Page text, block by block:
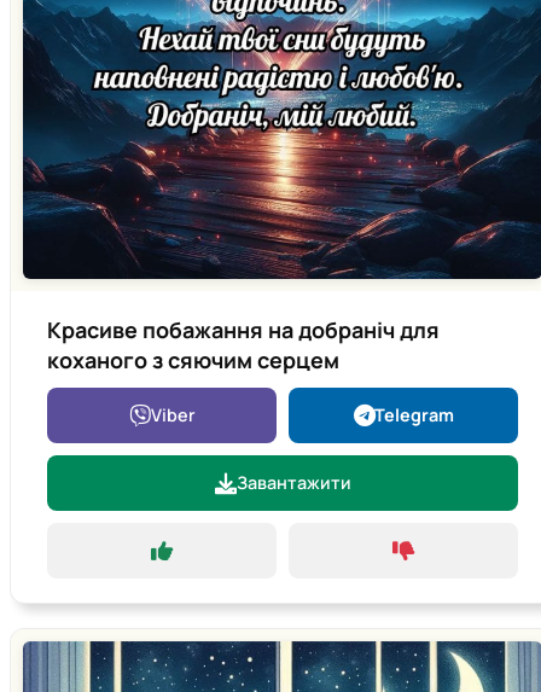
Красиве побажання на добраніч для
коханого з сяючим серцем
Viber Telegram
Завантажити